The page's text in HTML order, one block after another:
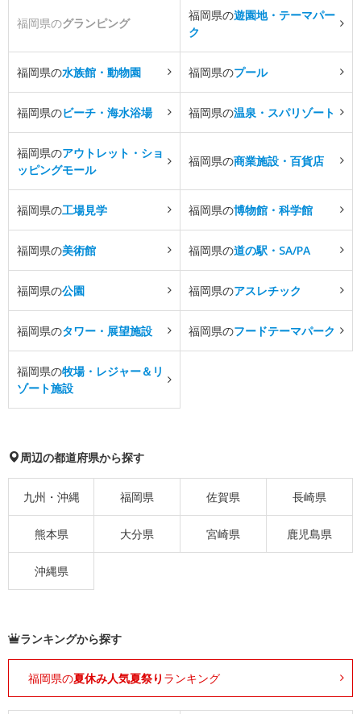
福岡県のグランピング
福岡県の遊園地・テーマパー
ク
福岡県の水族館・動物園 福岡県のプール
福岡県のビーチ・海水浴場 福岡県の温泉・スパリゾート
福岡県のアウトレット・ショ
ッピングモール
福岡県の商業施設・百貨店
福岡県の工場見学 福岡県の博物館・科学館
福岡県の美術館 福岡県の道の駅・SA/PA
福岡県の公園 福岡県のアスレチック
福岡県のタワー・展望施設 福岡県のフードテーマパーク
福岡県の牧場・レジャー＆リ
ゾート施設
周辺の都道府県から探す
九州・沖縄 福岡県 佐賀県 長崎県
熊本県 大分県 宮崎県 鹿児島県
沖縄県
ランキングから探す
福岡県の夏休み人気夏祭り ランキング